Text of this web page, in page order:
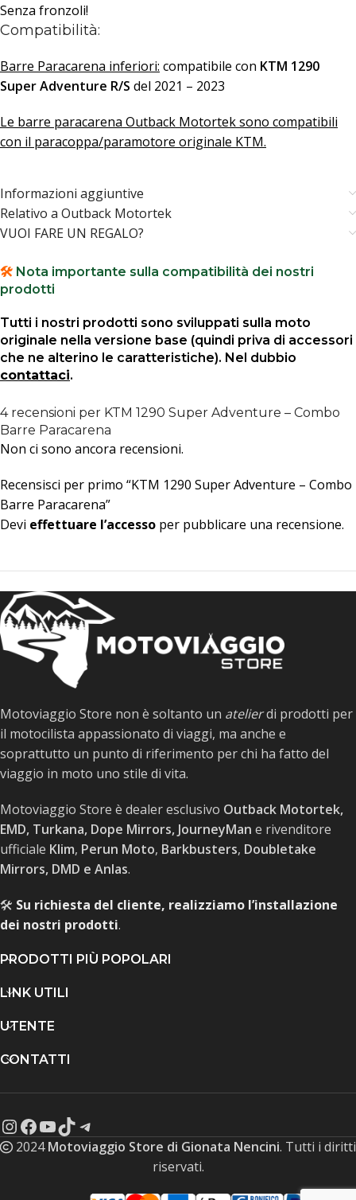
Senza fronzoli!
Compatibilità:
Barre Paracarena inferiori: compatibile con KTM 1290
Super Adventure R/S del 2021 – 2023
Le barre paracarena Outback Motortek sono compatibili
con il paracoppa/paramotore originale KTM.
Informazioni aggiuntive
Relativo a Outback Motortek
VUOI FARE UN REGALO?
🛠️ Nota importante sulla compatibilità dei nostri
prodotti
Tutti i nostri prodotti sono sviluppati sulla moto
originale nella versione base (quindi priva di accessori
che ne alterino le caratteristiche). Nel dubbio
contattaci.
4 recensioni per KTM 1290 Super Adventure – Combo
Barre Paracarena
Non ci sono ancora recensioni.
Recensisci per primo “KTM 1290 Super Adventure – Combo
Barre Paracarena”
Devi effettuare l’accesso per pubblicare una recensione.
Motoviaggio Store non è soltanto un atelierdi prodotti per
il motocilista appassionato di viaggi, ma anche e
soprattutto un punto di riferimento per chi ha fatto del
viaggio in moto uno stile di vita.
Motoviaggio Store è dealer esclusivo Outback Motortek,
EMD, Turkana, Dope Mirrors, JourneyMan e rivenditore
ufficiale Klim, Perun Moto, Barkbusters, Doubletake
Mirrors, DMD e Anlas.
🛠️ Su richiesta del cliente, realizziamo l’installazione
dei nostri prodotti.
PRODOTTI PIÙ POPOLARI
LINK UTILI
UTENTE
CONTATTI
2024Motoviaggio Store di Gionata Nencini. Tutti i diritti
riservati.